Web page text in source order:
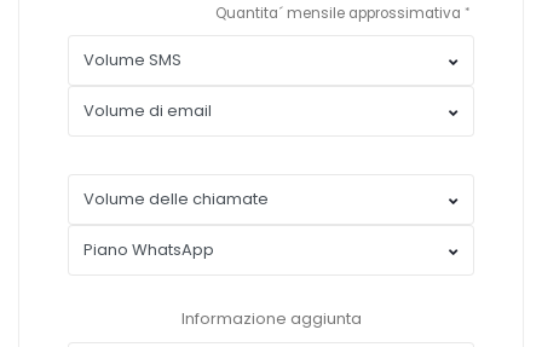
Quantita´ mensile approssimativa
Informazione aggiunta